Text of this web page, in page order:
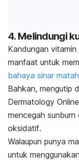
4. Melindungi
Kandungan
manfaat untuk
bahaya sinar
Bahkan, mengutip
Dermatology
mencegah sunburn
oksidatif.
Walaupun punya
untuk